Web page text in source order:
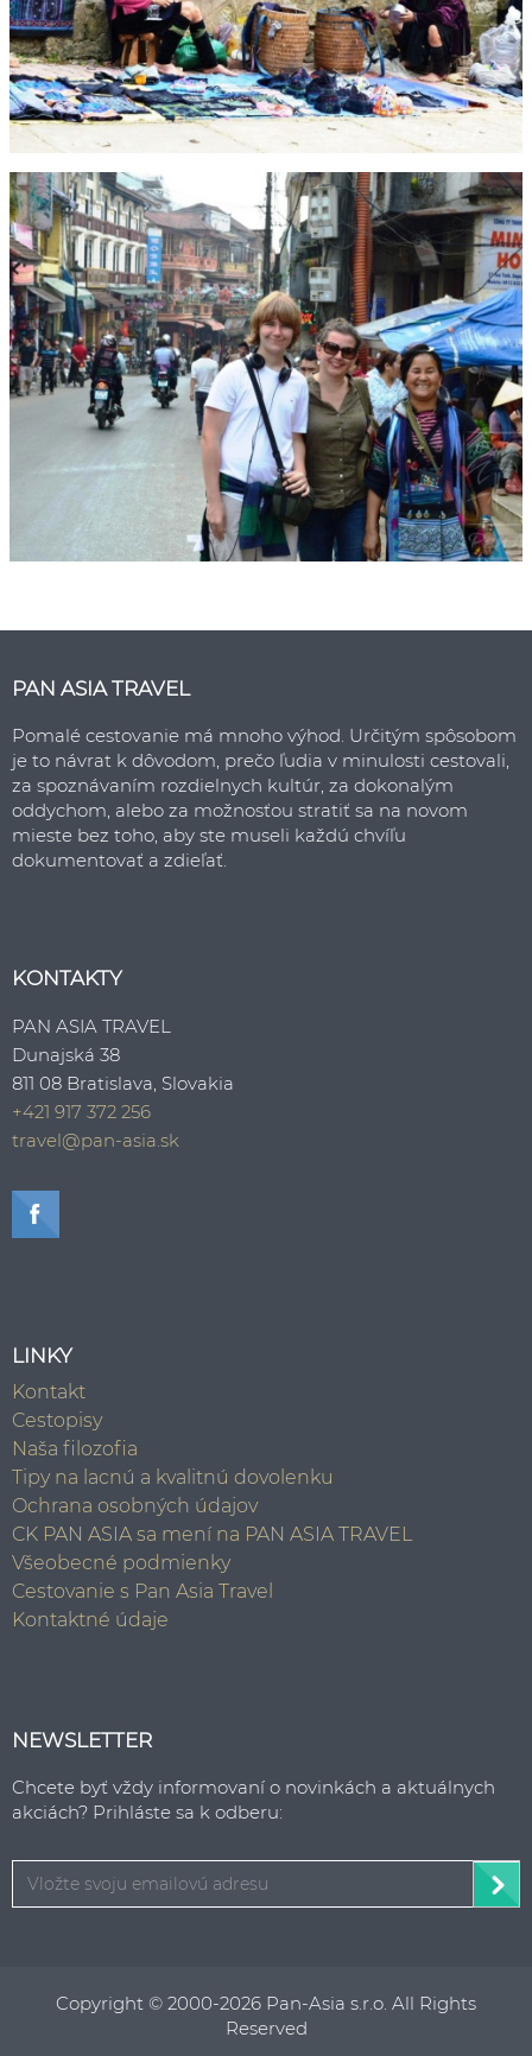
PAN ASIA TRAVEL
Pomalé cestovanie má mnoho výhod. Určitým spôsobom
je to návrat k dôvodom, prečo ľudia v minulosti cestovali,
za spoznávaním rozdielnych kultúr, za dokonalým
oddychom, alebo za možnosťou stratiť sa na novom
mieste bez toho, aby ste museli každú chvíľu
dokumentovať a zdieľať.
KONTAKTY
PAN ASIA TRAVEL
Dunajská 38
811 08 Bratislava, Slovakia
+421 917 372 256
travel@pan-asia.sk
LINKY
Kontakt
Cestopisy
Naša filozofia
Tipy na lacnú a kvalitnú dovolenku
Ochrana osobných údajov
CK PAN ASIA sa mení na PAN ASIA TRAVEL
Všeobecné podmienky
Cestovanie s Pan Asia Travel
Kontaktné údaje
NEWSLETTER
Chcete byť vždy informovaní o novinkách a aktuálnych
akciách? Prihláste sa k odberu:
Copyright © 2000-2026 Pan-Asia s.r.o. All Rights
Reserved